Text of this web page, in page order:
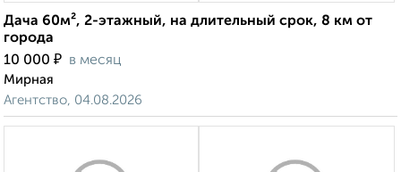
Дача 60м², 2-этажный, на длительный срок, 8 км от
города
10 000 ₽ в месяц
Мирная
Агентство, 04.08.2026